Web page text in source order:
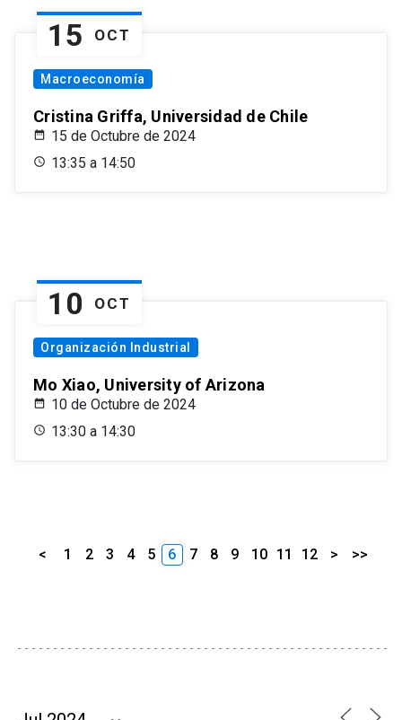
15 OCT
Macroeconomía
Cristina Griffa, Universidad de Chile
15 de Octubre de 2024
13:35 a 14:50
10 OCT
Organización Industrial
Mo Xiao, University of Arizona
10 de Octubre de 2024
13:30 a 14:30
< 1 2 3 4 5 6 7 8 9 10 11 12 > >>